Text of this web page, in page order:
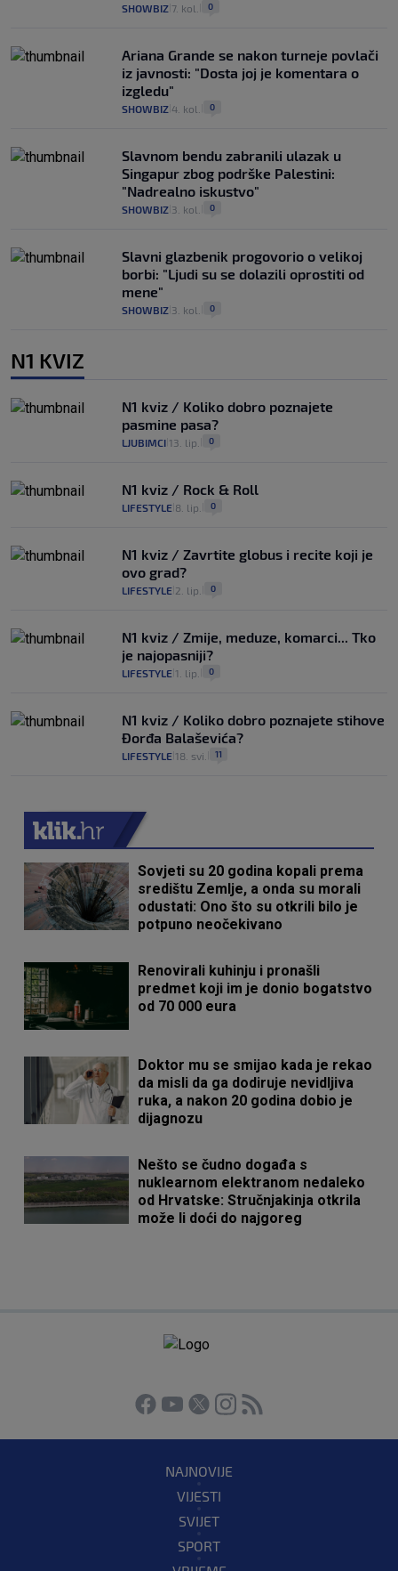
SHOWBIZ 7. kol. 0
Ariana Grande se nakon turneje povlači
iz javnosti: "Dosta joj je komentara o
izgledu"
SHOWBIZ 4. kol. 0
Slavnom bendu zabranili ulazak u
Singapur zbog podrške Palestini:
"Nadrealno iskustvo"
SHOWBIZ 3. kol. 0
Slavni glazbenik progovorio o velikoj
borbi: "Ljudi su se dolazili oprostiti od
mene"
SHOWBIZ 3. kol. 0
N1 KVIZ
N1 kviz / Koliko dobro poznajete
pasmine pasa?
LJUBIMCI 13. lip. 0
N1 kviz / Rock & Roll
LIFESTYLE 8. lip. 0
N1 kviz / Zavrtite globus i recite koji je
ovo grad?
LIFESTYLE 2. lip. 0
N1 kviz / Zmije, meduze, komarci... Tko
je najopasniji?
LIFESTYLE 1. lip. 0
N1 kviz / Koliko dobro poznajete stihove
Đorđa Balaševića?
LIFESTYLE 18. svi. 11
Sovjeti su 20 godina kopali prema
središtu Zemlje, a onda su morali
odustati: Ono što su otkrili bilo je
potpuno neočekivano
Renovirali kuhinju i pronašli
predmet koji im je donio bogatstvo
od 70 000 eura
Doktor mu se smijao kada je rekao
da misli da ga dodiruje nevidljiva
ruka, a nakon 20 godina dobio je
dijagnozu
Nešto se čudno događa s
nuklearnom elektranom nedaleko
od Hrvatske: Stručnjakinja otkrila
može li doći do najgoreg
NAJNOVIJE
VIJESTI
SVIJET
SPORT